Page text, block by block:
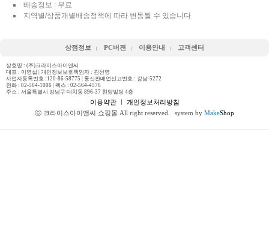
배송정보 : 무료
지역별/상품개별배송정책에 따라 변동될 수 있습니다
상점정보 PC버젼 이용안내 고객센터
상호명 : (주)크라이스아이앤씨
대표 : 이영섭 | 개인정보보호책임자 : 김선영
사업자등록번호 :120-86-58775 | 통신판매업신고번호 : 강남-5272
전화 : 02-564-1006 | 팩스 : 02-564-4576
주소 : 서울특별시 강남구 대치동 896-37 현암빌딩 4층
이용약관ㅣ 개인정보처리방침
ⓒ 크라이스아이앤씨 쇼핑몰 All right reserved.
system by MakeShop